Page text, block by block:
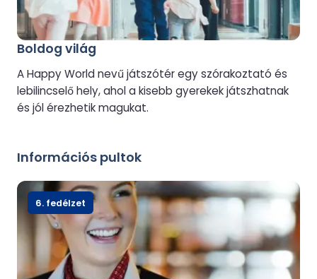
Boldog világ
A Happy World nevű játszótér egy szórakoztató és
lebilincselő hely, ahol a kisebb gyerekek játszhatnak
és jól érezhetik magukat.
Információs pultok
6. fedélzet